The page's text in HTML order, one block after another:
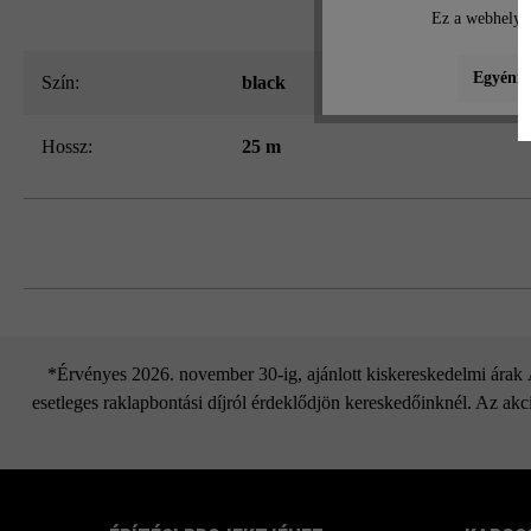
Szín: black
hossz: 25 m
*Érvényes 2026. november 30-ig, ajánlott kiskereskedelmi
esetleges raklapbontási díjról érdeklődjön kereskedőinknél. Az
Ez a webhely
Egyéni